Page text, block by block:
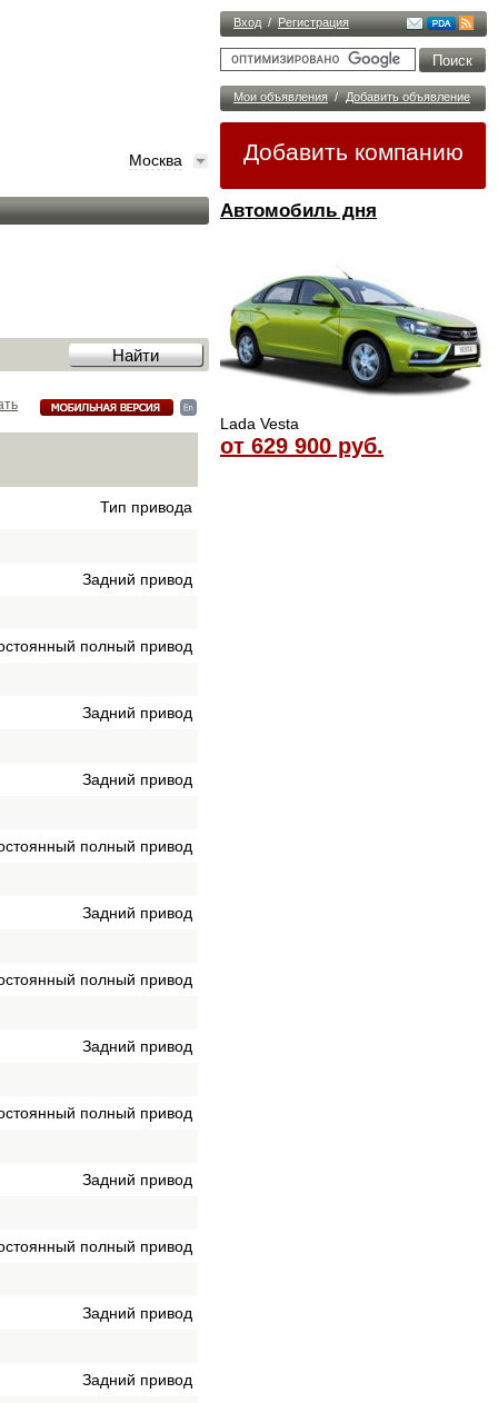
Вход / Регистрация
Мои объявления / Добавить объявление
Добавить компанию
Автомобиль дня
Lada Vesta
от 629 900 руб.
Москва
Тип привода
Задний привод
полный привод
Задний привод
Задний привод
полный привод
Задний привод
полный привод
Задний привод
полный привод
Задний привод
полный привод
Задний привод
Задний привод